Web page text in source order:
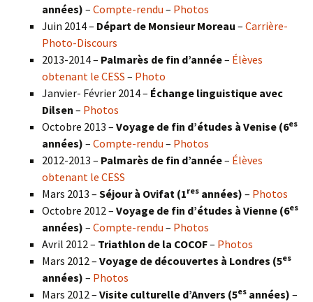
années) – Compte-rendu – Photos
Juin 2014 – Départ de Monsieur Moreau – Carrière-
Photo-Discours
2013-2014 – Palmarès de fin d’année– Élèves
obtenant le CESS – Photo
Janvier- Février 2014 – Échange linguistique avec
Dilsen – Photos
Octobre 2013 – Voyage de fin d’études à Venise (6es
années) – Compte-rendu – Photos
2012-2013 – Palmarès de fin d’année– Élèves
obtenant le CESS
Mars 2013 – Séjour à Ovifat (1res années) – Photos
Octobre 2012 – Voyage de fin d’études à Vienne (6es
années) – Compte-rendu – Photos
Avril 2012 – Triathlon de la COCOF– Photos
Mars 2012 – Voyage de découvertes à Londres (5es
années) – Photos
Mars 2012 – Visite culturelle d’Anvers (5es années) –